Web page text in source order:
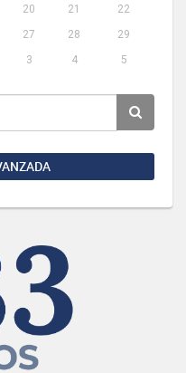
20 21
22
27 28
29
3 4 5